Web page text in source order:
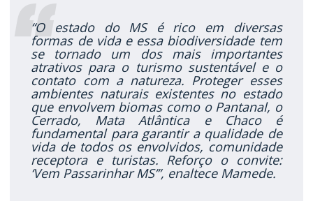
“O estado do MS é rico em diversas
formas de vida e essa biodiversidade tem
se tornado um dos mais importantes
atrativos para o turismo sustentável e o
contato com a natureza. Proteger esses
ambientes naturais existentes no estado
que envolvem biomas como o Pantanal, o
Cerrado, Mata Atlântica e Chaco é
fundamental para garantir a qualidade de
vida de todos os envolvidos, comunidade
receptora e turistas. Reforço o convite:
‘Vem Passarinhar MS’”, enaltece Mamede.